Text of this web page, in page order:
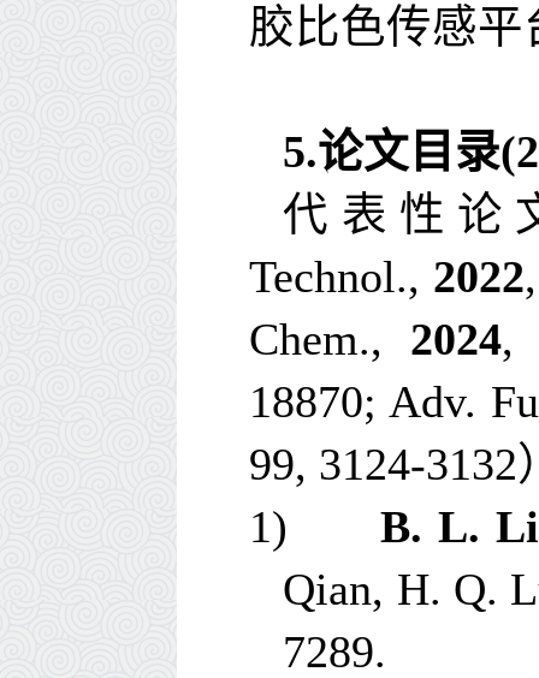
胶比色传感
5.论文目录(
代表性论
Technol., 2022
Chem., 2024
18870; Adv.
99, 3124-3132
1)
B. L.
Qian, H. Q.
7289.